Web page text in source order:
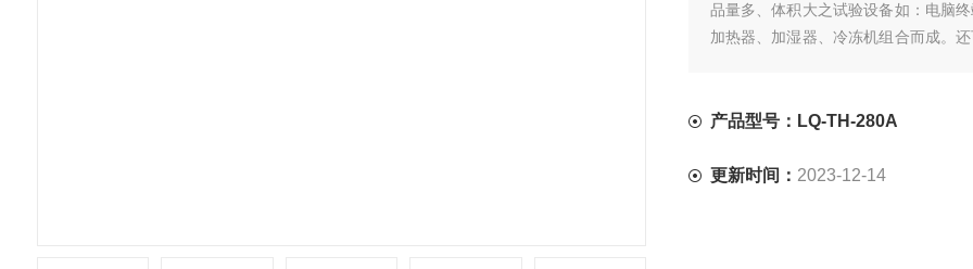
品量多、体积大之试验设备如：电脑
加热器、加湿器、冷冻机组合而成。
产品型号：LQ-TH-280A
更新时间： 2023-12-14